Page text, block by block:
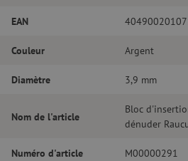
EAN
Couleur Argent
Diamètre 3,9 mm
Nom de l'article
Bloc
dénuder
Numéro d'article M00000291